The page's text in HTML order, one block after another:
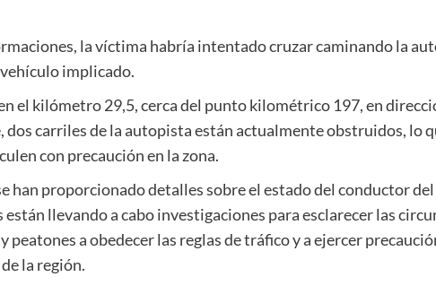
la víctima habría intentado cruzar caminando la
implicado.
el kilómetro 29,5, cerca del punto kilométrico 197, en
dos carriles de la autopista están actualmente obstruidos, lo
con precaución en la zona.
han proporcionado detalles sobre el estado del conductor
están llevando a cabo investigaciones para esclarecer las
peatones a obedecer las reglas de tráfico y a ejercer
la región.